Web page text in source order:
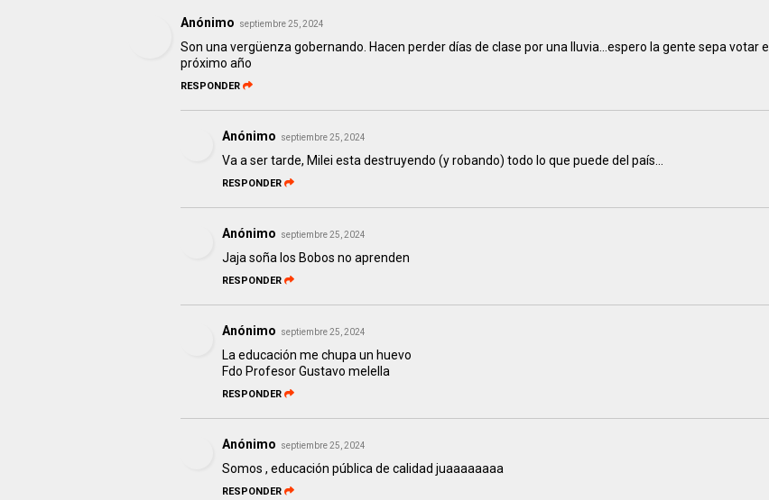
Anónimo septiembre 25, 2024
Son una vergüenza gobernando. Hacen perder días de clase por una lluvia…espero la gente sepa votar el
próximo año
RESPONDER
Anónimo septiembre 25, 2024
Va a ser tarde, Milei esta destruyendo (y robando) todo lo que puede del país...
RESPONDER
Anónimo septiembre 25, 2024
Jaja soña los Bobos no aprenden
RESPONDER
Anónimo septiembre 25, 2024
La educación me chupa un huevo
Fdo Profesor Gustavo melella
RESPONDER
Anónimo septiembre 25, 2024
Somos , educación pública de calidad juaaaaaaaa
RESPONDER